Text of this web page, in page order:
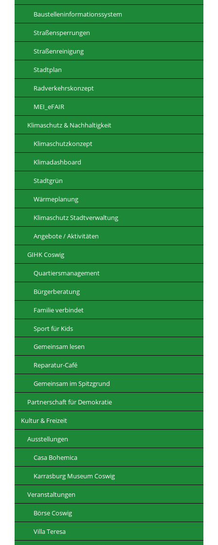
Baustelleninformationssystem
Straßensperrungen
Straßenreinigung
Stadtplan
Radverkehrskonzept
MEI_eFAIR
Klimaschutz & Nachhaltigkeit
Klimaschutzkonzept
Klimadashboard
Stadtgrün
Wärmeplanung
Klimaschutz Stadtverwaltung
Angebote / Aktivitäten
GIHK Coswig
Quartiersmanagement
Bürgerberatung
Familie verbindet
Sport für Kids
Gemeinsam lesen
Reparatur-Café
Gemeinsam im Spitzgrund
Partnerschaft für Demokratie
Kultur & Freizeit
Ausstellungen
Casa Bohemica
Karrasburg Museum Coswig
Veranstaltungen
Börse Coswig
Villa Teresa